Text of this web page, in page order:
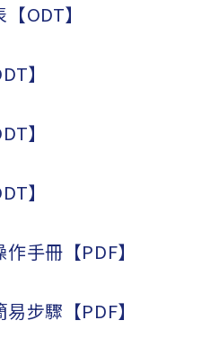
ODT】
】
】
】
手冊【PDF】
步驟【PDF】